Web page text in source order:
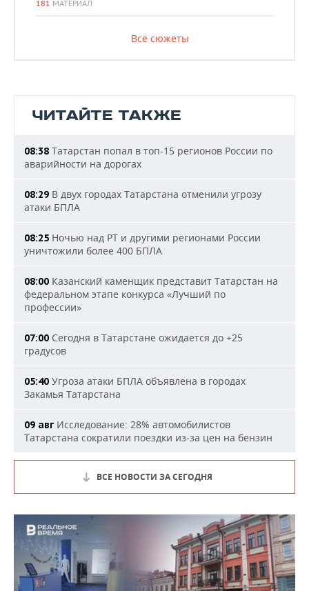
181 МАТЕРИАЛ
Все сюжеты
ЧИТАЙТЕ ТАКЖЕ
08:38 Татарстан попал в топ-15 регионов России по
аварийности на дорогах
08:29 В двух городах Татарстана отменили угрозу
атаки БПЛА
08:25 Ночью над РТ и другими регионами России
уничтожили более 400 БПЛА
08:00 Казанский каменщик представит Татарстан на
федеральном этапе конкурса «Лучший по
профессии»
07:00 Сегодня в Татарстане ожидается до +25
градусов
05:40 Угроза атаки БПЛА объявлена в городах
Закамья Татарстана
09 авг Исследование: 28% автомобилистов
Татарстана сократили поездки из-за цен на бензин
ВСЕ НОВОСТИ ЗА СЕГОДНЯ